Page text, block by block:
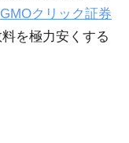
GMOクリック証券
を極力安くする